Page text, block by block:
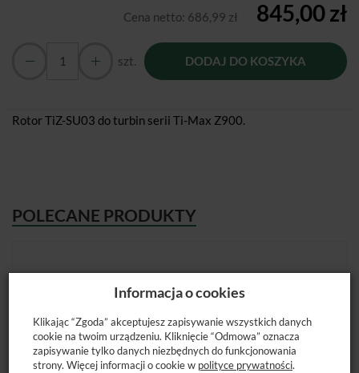
Cena netto: 686,99 zł 845,00 zł
szt. DODAJ DO KOSZYKA
Rotor TiZ-SU03 do turbin serii Ti-Max Z900.
POLECANE PRODUKTY
Informacja o cookies
Klikając “Zgoda” akceptujesz zapisywanie wszystkich danych
cookie na twoim urządzeniu. Kliknięcie “Odmowa” oznacza
zapisywanie tylko danych niezbędnych do funkcjonowania
strony. Więcej informacji o cookie w polityce prywatności.